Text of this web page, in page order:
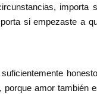
importa
si empezaste a
amor también